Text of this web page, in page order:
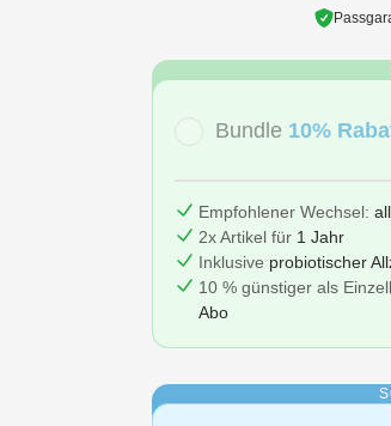
Bundle 10%
Empfohlener Wechsel:
2x Artikel für 1 Jahr
Inklusive probiotischer
10 % günstiger als
Abo